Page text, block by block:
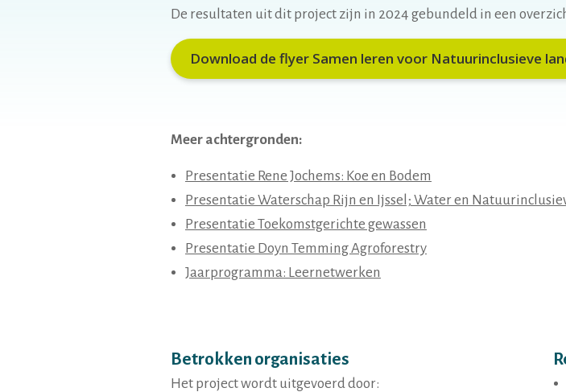
De resultaten uit dit project zijn in 2024 gebundeld in een
Download de flyer Samen leren voor Natuurinclusieve
Meer achtergronden:
Presentatie Rene Jochems: Koe en Bodem
Presentatie Waterschap Rijn en Ijssel; Water en
Presentatie Toekomstgerichte gewassen
Presentatie Doyn Temming Agroforestry
Jaarprogramma: Leernetwerken
Betrokken organisaties
Het project wordt uitgevoerd door: